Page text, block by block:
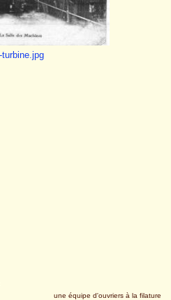
une équipe d'ouvriers à la filature